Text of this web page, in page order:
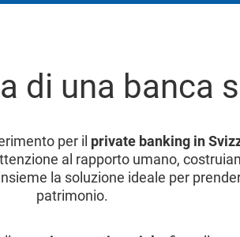
di una banca
per il private banking in
al rapporto umano,
la soluzione ideale per
patrimonio.